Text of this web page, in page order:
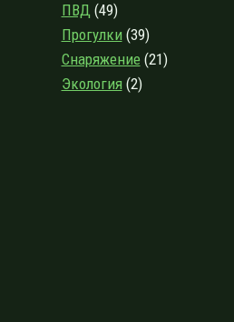
ПВД(49)
Прогулки(39)
Снаряжение(21)
Экология(2)